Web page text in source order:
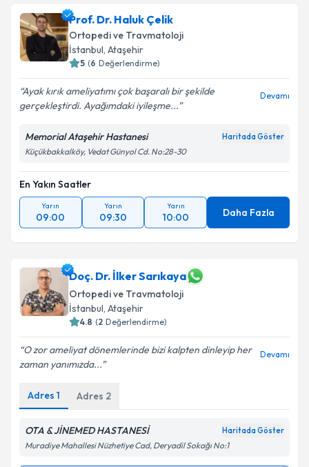
Prof. Dr. Haluk Çelik
Ortopedi ve Travmatoloji
İstanbul, Ataşehir
5 (6 Değerlendirme)
Ayak kırık ameliyatımı çok başaralı bir şekilde
gerçekleştirdi. Ayağımdaki iyileşme...
Devamı
Memorial Ataşehir Hastanesi Haritada Göster
Küçükbakkalköy, Vedat Günyol Cd. No:28-30
En Yakın Saatler
Yarın
09:00
Yarın
09:30
Yarın
10:00 Daha Fazla
Doç. Dr. İlker Sarıkaya
Ortopedi ve Travmatoloji
İstanbul, Ataşehir
4.8 (2 Değerlendirme)
O zor ameliyat dönemlerinde bizi kalpten dinleyip her
zaman yanımızda...
Devamı
Adres 1 Adres 2
OTA & JİNEMED HASTANESİ Haritada Göster
Muradiye Mahallesi Nüzhetiye Cad, Deryadil Sokağı No:1